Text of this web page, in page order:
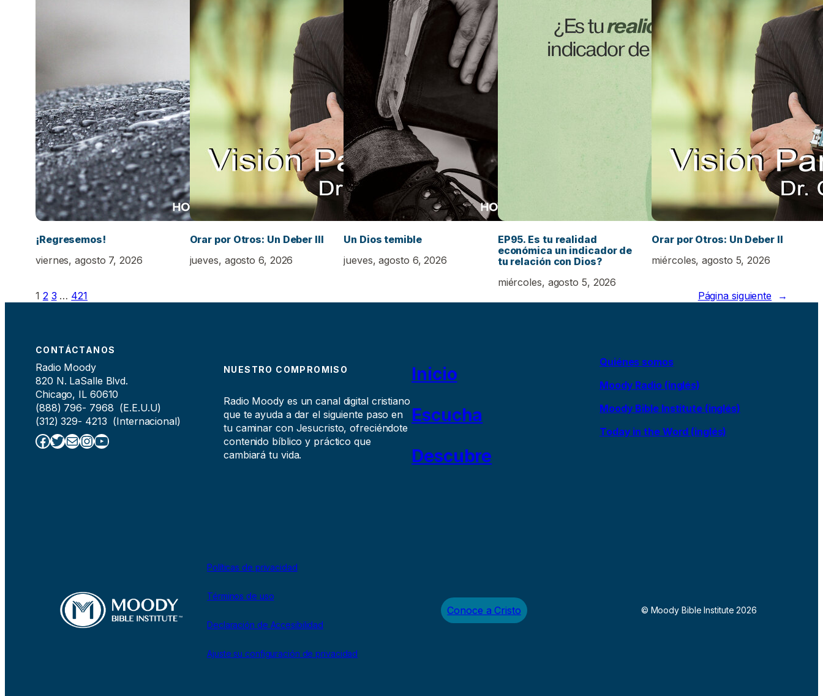
¡Regresemos!
viernes, agosto 7, 2026
Orar por Otros: Un Deber III
jueves, agosto 6, 2026
Un Dios temible
jueves, agosto 6, 2026
EP95. Es tu realidad
económica un indicador de
tu relación con Dios?
miércoles, agosto 5, 2026
Orar por Otros: Un Deber II
miércoles, agosto 5, 2026
1 2 3 … 421 Página siguiente →
CONTÁCTANOS
Radio Moody
820 N. LaSalle Blvd.
Chicago, IL 60610
(888) 796- 7968 (E.E.U.U)
(312) 329- 4213 (Internacional)
Facebook Twitter Correo electrónico InstagramYouTube
NUESTRO COMPROMISO
Radio Moody es un canal digital cristiano
que te ayuda a dar el siguiente paso en
tu caminar con Jesucristo, ofreciéndote
contenido bíblico y práctico que
cambiará tu vida.
Inicio
Escucha
Descubre
Quiénes somos
Moody Radio (inglés)
Moody Bible Institute (inglés)
Today in the Word (inglés)
Políticas de privacidad
Términos de uso
Declaración de Accesibilidad
Ajuste su configuración de privacidad
Conoce a Cristo © Moody Bible Institute 2026